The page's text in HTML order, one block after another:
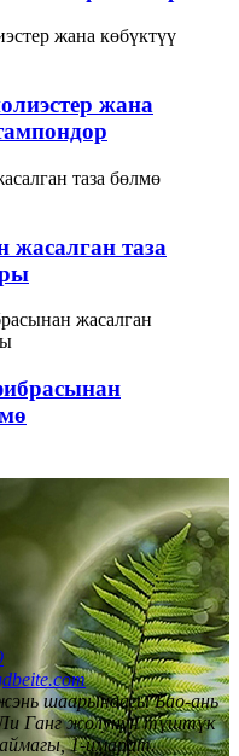
жана
жасалган таза
шаарындагы Бао-ань
Ганг жолунун түштүк
1-имарат.